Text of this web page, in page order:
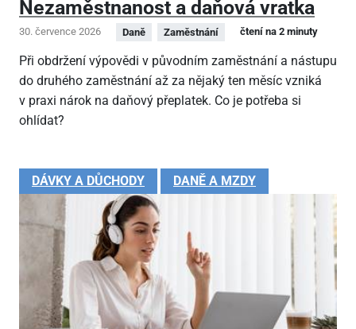
Nezaměstnanost a daňová vratka
30. července 2026 Daně Zaměstnání čtení na 2 minuty
Při obdržení výpovědi v původním zaměstnání a nástupu
do druhého zaměstnání až za nějaký ten měsíc vzniká
v praxi nárok na daňový přeplatek. Co je potřeba si
ohlídat?
DÁVKY A DŮCHODY DANĚ A MZDY